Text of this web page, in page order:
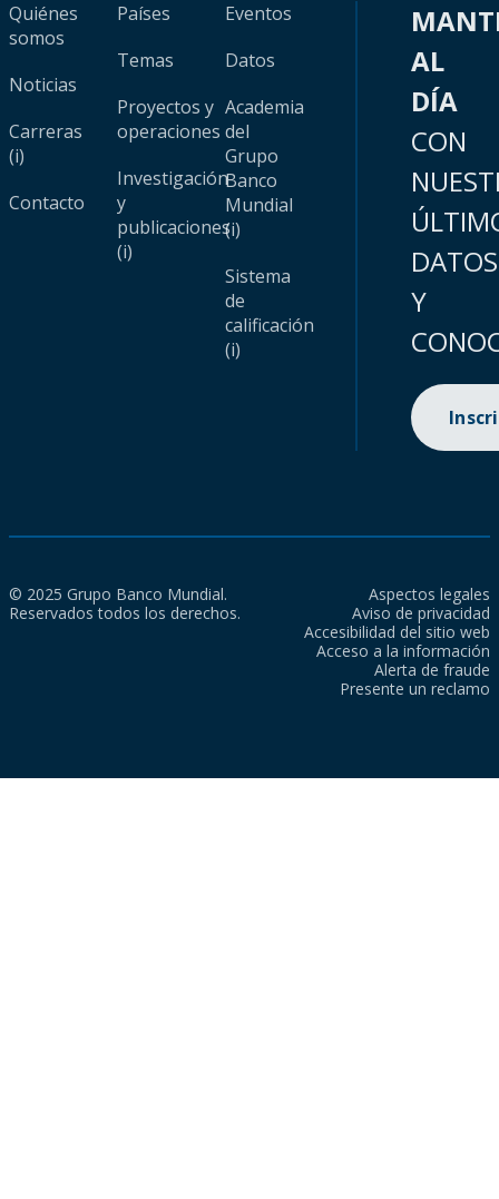
Quiénes
somos
Noticias
Carreras
(i)
Contacto
Países
Temas
Proyectos y
operaciones
Investigación
y
publicaciones
(i)
Eventos
Datos
Academia
del
Grupo
Banco
Mundial
(i)
Sistema
de
calificación
(i)
AL
DÍA
CON
DATOS
Y
© 2025 Grupo Banco Mundial.
Reservados todos los derechos.
Aspectos legales
Aviso de privacidad
Accesibilidad del sitio web
Acceso a la información
Alerta de fraude
Presente un reclamo